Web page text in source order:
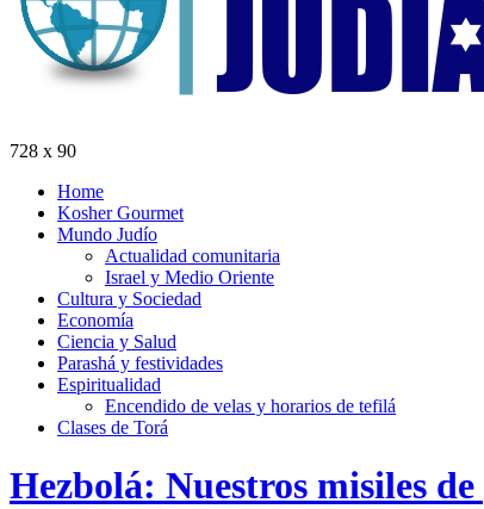
728 x 90
Home
Kosher Gourmet
Mundo Judío
Actualidad comunitaria
Israel y Medio Oriente
Cultura y Sociedad
Economía
Ciencia y Salud
Parashá y festividades
Espiritualidad
Encendido de velas y horarios de tefilá
Clases de Torá
Hezbolá: Nuestros misiles